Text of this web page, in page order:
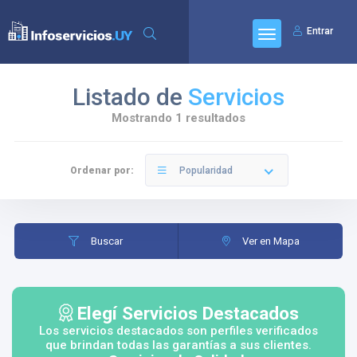
Entrar
Listado de Servicios
Mostrando 1 resultados
Ordenar por: Popularidad
Buscar Ver en Mapa
Elegí Servicios Destacados
Los servicios destacados son perfiles verificados
que brindan todas las garantías a sus clientes.